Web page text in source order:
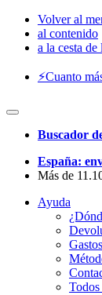
Volver al
al contenido
a la cesta de
⚡️Cuanto
Buscador
España:
Más de
Ayuda